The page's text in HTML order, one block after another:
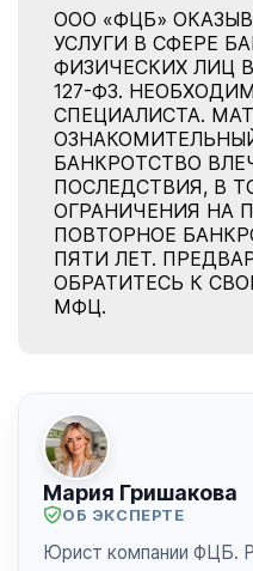
ООО «ФЦБ»
УСЛУГИ В СФЕРЕ
ФИЗИЧЕСКИХ ЛИЦ
127-ФЗ.
СПЕЦИАЛИСТА.
БАНКРОТСТВО
ПОСЛЕДСТВИЯ, В
ОГРАНИЧЕНИЯ НА
ПОВТОРНОЕ
ПЯТИ ЛЕТ.
ОБРАТИТЕСЬ К
МФЦ.
Мария Гришакова
ОБ ЭКСПЕРТЕ
Юрист компании ФЦБ.